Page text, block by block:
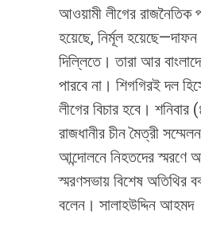
আওয়ামী লীগের রাজনৈতিক
হয়েছে, নির্মূল
দিল্লিতে। তারা আর
পারবে না। শিগগিরই দল
লীগের বিচার হবে।
রাজধানীর চীন মৈত্রী
আন্দোলনে নিহতদের
স্মরণসভায় বিশেষ অতিথির
বলেন। সালাহউদ্দিন আহমদ